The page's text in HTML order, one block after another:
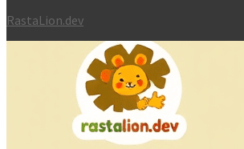
RastaLion.dev